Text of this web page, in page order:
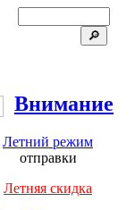
Внимание
Летний режим
отправки
Летняя скидка